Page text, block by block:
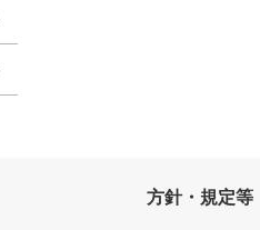
方針・規定等